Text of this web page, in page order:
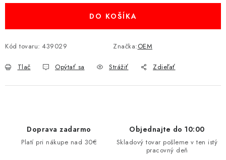
Podmienky ochrany osobných údajov
Reklamácia Kontakty
DO KOŠÍKA
Kód tovaru: 439029 Značka:OEM
Tlač Opýtať sa Strážiť Zdieľať
Doprava zadarmo
Platí pri nákupe nad 30€
Objednajte do 10:00
Skladový tovar pošleme v ten istý
pracovný deň